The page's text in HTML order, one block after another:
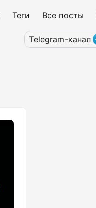
Теги Все посты
Telegram-канал